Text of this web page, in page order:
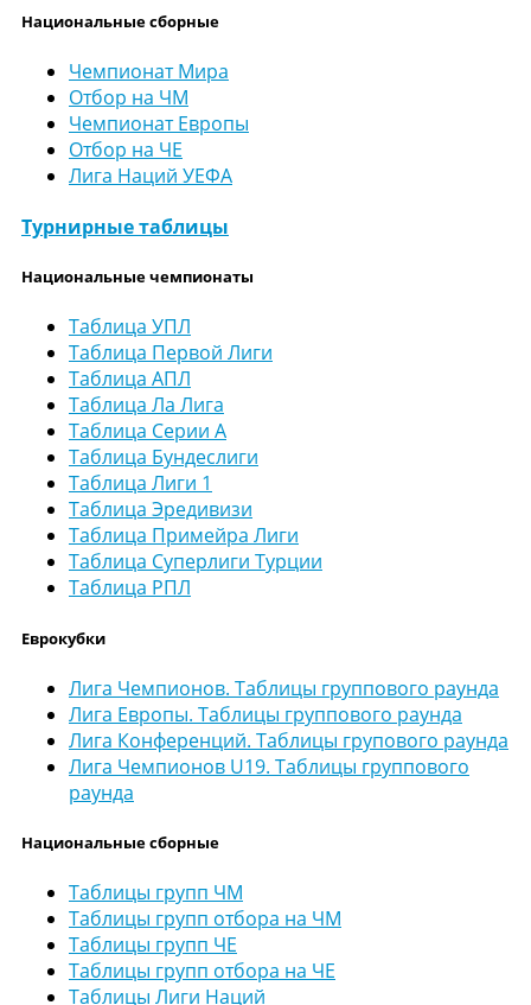
Национальные сборные
Чемпионат Мира
Отбор на ЧМ
Чемпионат Европы
Отбор на ЧЕ
Лига Наций УЕФА
Турнирные таблицы
Национальные чемпионаты
Таблица УПЛ
Таблица Первой Лиги
Таблица АПЛ
Таблица Ла Лига
Таблица Серии А
Таблица Бундеслиги
Таблица Лиги 1
Таблица Эредивизи
Таблица Примейра Лиги
Таблица Суперлиги Турции
Таблица РПЛ
Еврокубки
Лига Чемпионов. Таблицы группового раунда
Лига Европы. Таблицы группового раунда
Лига Конференций. Таблицы групового раунда
Лига Чемпионов U19. Таблицы группового
раунда
Национальные сборные
Таблицы групп ЧМ
Таблицы групп отбора на ЧМ
Таблицы групп ЧЕ
Таблицы групп отбора на ЧЕ
Таблицы Лиги Наций